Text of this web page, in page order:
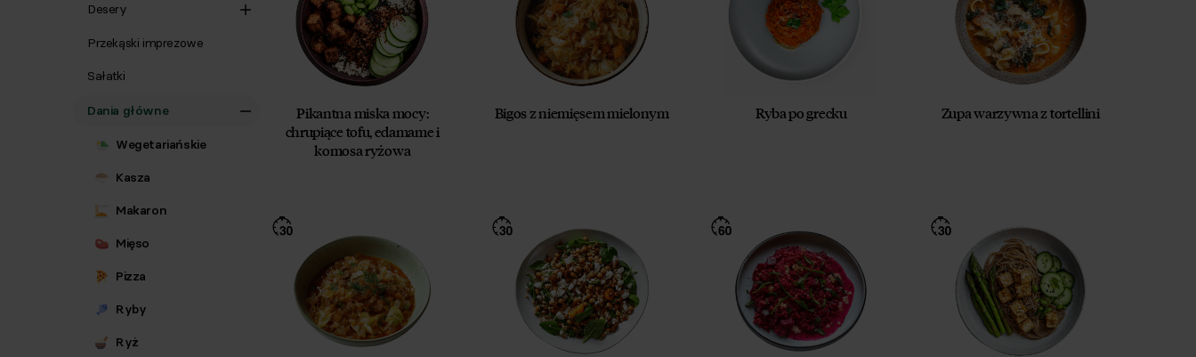
Pikantna miska mocy:
chrupiące tofu, edamame i
komosa ryżowa
Bigos z niemięsem mielonym Ryba po grecku Zupa warzywna z tortellini
Desery
Przekąski imprezowe
Sałatki
Dania główne
Wegetariańskie
Kasza
Makaron
Mięso
Pizza
Ryby
Ryż